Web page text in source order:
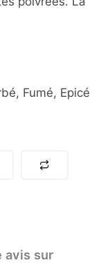
Fumé, Epicé
avis sur